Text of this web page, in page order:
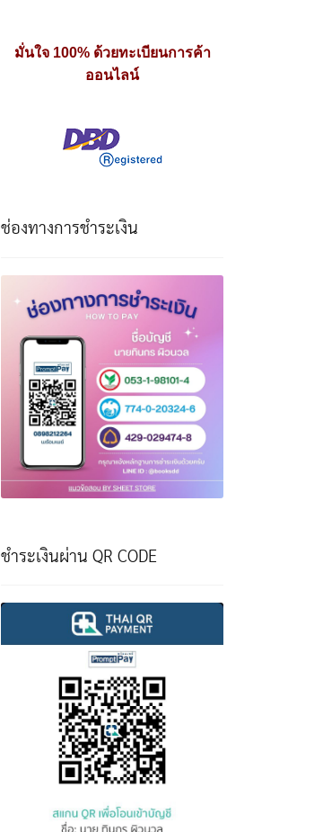
มั่นใจ 100% ด้วยทะเบียนการค้า
ออนไลน์
ช่องทางการชำระเงิน
ชำระเงินผ่าน QR CODE